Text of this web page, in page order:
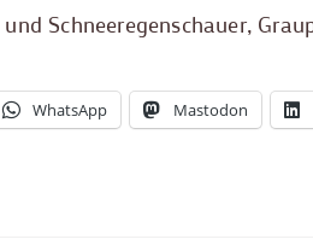
Schneeregenschauer,
WhatsApp Mastodon